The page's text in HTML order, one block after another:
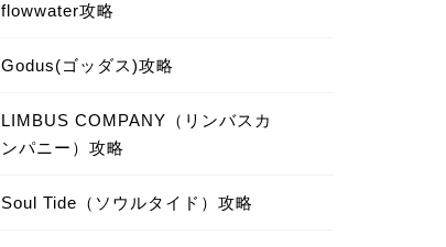
flowwater攻略
Godus(ゴッダス)攻略
LIMBUS COMPANY（リンバスカ
ンパニー）攻略
Soul Tide（ソウルタイド）攻略